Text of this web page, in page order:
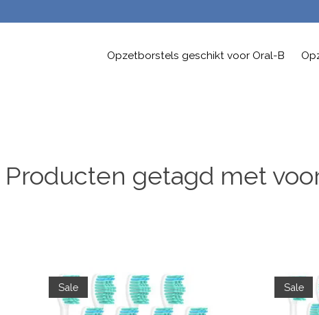
Opzetborstels geschikt voor Oral-B
Producten getagd met
Sale Sale